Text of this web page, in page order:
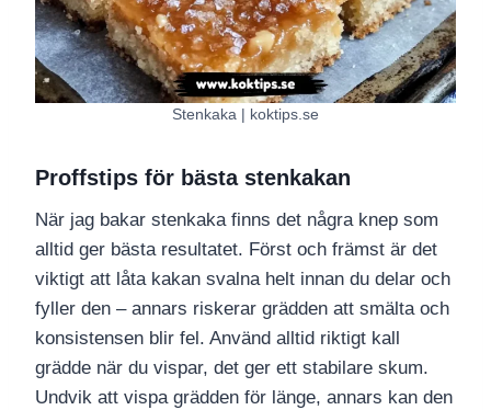
Stenkaka | koktips.se
Proffstips för bästa stenkakan
När jag bakar stenkaka finns det några knep som
alltid ger bästa resultatet. Först och främst är det
viktigt att låta kakan svalna helt innan du delar och
fyller den – annars riskerar grädden att smälta och
konsistensen blir fel. Använd alltid riktigt kall
grädde när du vispar, det ger ett stabilare skum.
Undvik att vispa grädden för länge, annars kan den